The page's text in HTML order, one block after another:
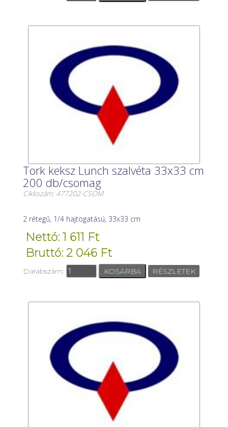
Tork keksz Lunch szalvéta 33x33 cm
200 db/csomag
Cikkszám: 477202-CSOM
2 rétegű, 1/4 hajtogatású, 33x33 cm
Nettó: 1 611 Ft
Bruttó: 2 046 Ft
Darabszám: RÉSZLETEK